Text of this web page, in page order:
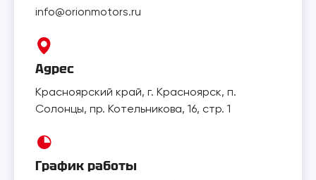
info@orionmotors.ru
Адрес
Красноярский край, г. Красноярск, п.
Солонцы, пр. Котельникова, 16, стр. 1
График работы